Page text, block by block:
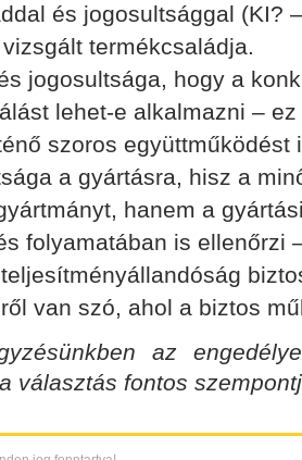
és jogosultsággal (KI?
termékcsaládja.
jogosultsága, hogy a
lehet-e alkalmazni –
szoros együttműködést
a gyártásra, hisz a
hanem a
folyamatában is ellenőrzi
van szó, ahol a biztos
az
választás fontos